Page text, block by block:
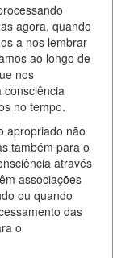
agora, quando
a nos lembrar
ao longo de
nos
no tempo.
apropriado não
também para o
através
associações
ou quando
das
o